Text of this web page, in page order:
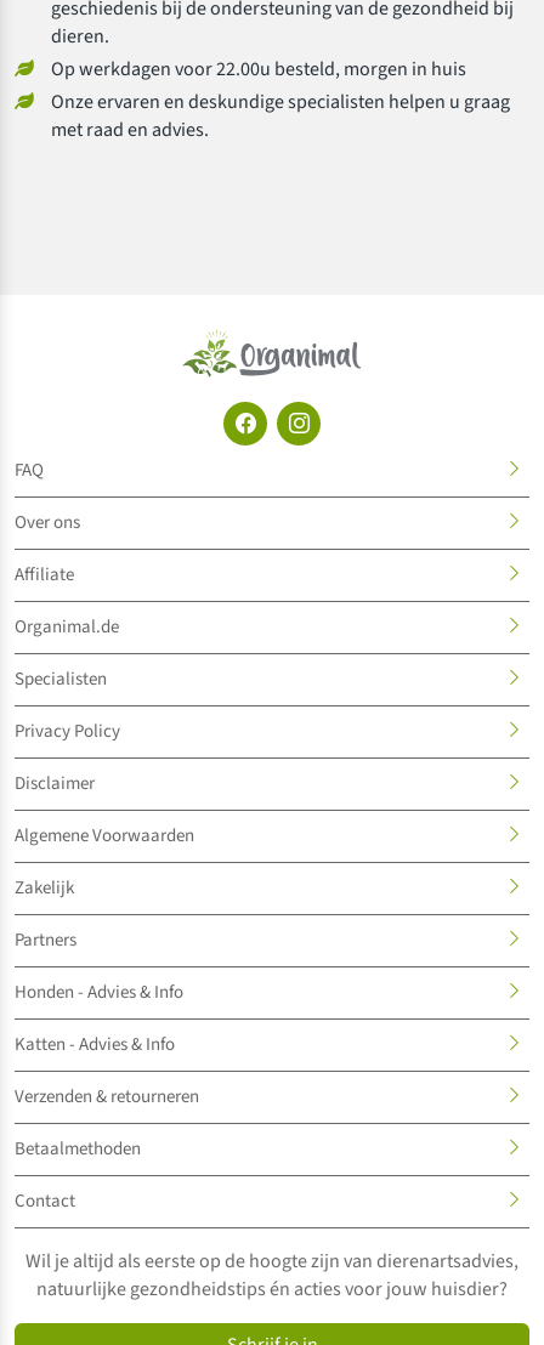
geschiedenis bij de ondersteuning van de gezondheid bij
dieren.
Op werkdagen voor 22.00u besteld, morgen in huis
Onze ervaren en deskundige specialisten helpen u graag
met raad en advies.
FAQ
Over ons
Affiliate
Organimal.de
Specialisten
Privacy Policy
Disclaimer
Algemene Voorwaarden
Zakelijk
Partners
Honden - Advies & Info
Katten - Advies & Info
Verzenden & retourneren
Betaalmethoden
Contact
Wil je altijd als eerste op de hoogte zijn van dierenartsadvies,
natuurlijke gezondheidstips én acties voor jouw huisdier?